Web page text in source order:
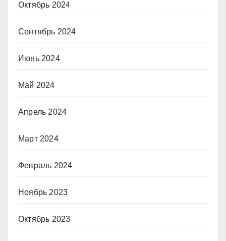
Октябрь 2024
Сентябрь 2024
Июнь 2024
Май 2024
Апрель 2024
Март 2024
Февраль 2024
Ноябрь 2023
Октябрь 2023